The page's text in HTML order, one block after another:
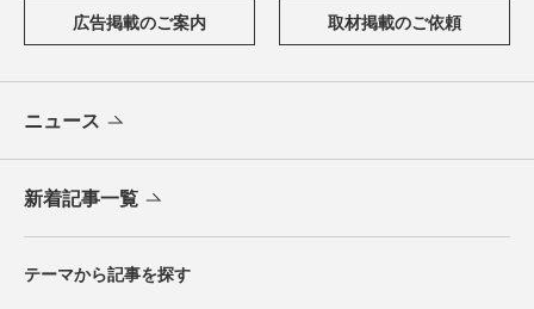
広告掲載のご案内 取材掲載のご依頼
ニュース
新着記事一覧
テーマから記事を探す